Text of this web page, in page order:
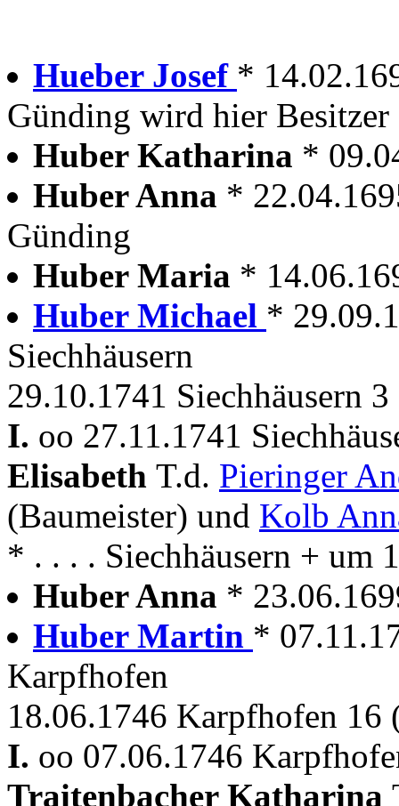
Hueber Josef *
Günding wird hier Besitzer
Huber Katharina *
Huber Anna *
Günding
Huber Maria *
Huber Michael *
Siechhäusern
29.10.1741 Siechhäusern
I. oo 27.11.1741
Elisabeth T.d. Pieringer
(Baumeister) und Kolb
* . . . . Siechhäusern + um
Huber Anna *
Huber Martin *
Karpfhofen
18.06.1746 Karpfhofen 16
I. oo 07.06.1746
Traitenbacher Katharina